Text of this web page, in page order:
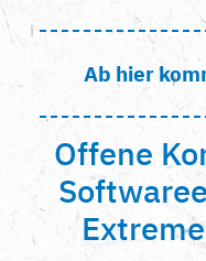
Ab hier
Offene